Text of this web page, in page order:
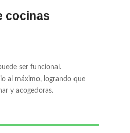
cocinas
ser funcional.
al máximo, logrando que
y acogedoras.
puede ser funcional.
cómodas al cocinar y